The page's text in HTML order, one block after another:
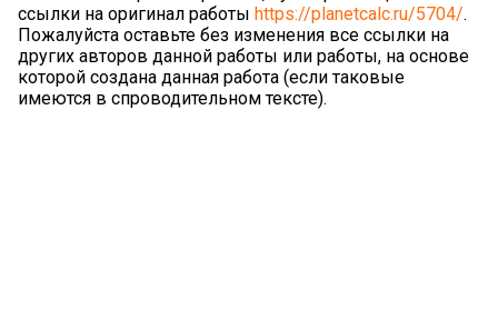
ссылки на оригинал работы https://planetcalc.ru/5704/.
Пожалуйста оставьте без изменения все ссылки на
других авторов данной работы или работы, на основе
которой создана данная работа (если таковые
имеются в спроводительном тексте).